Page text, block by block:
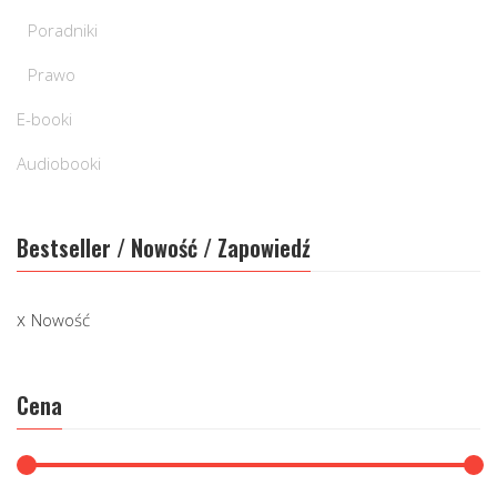
Poradniki
Prawo
E-booki
Audiobooki
Bestseller / Nowość / Zapowiedź
Nowość
Cena